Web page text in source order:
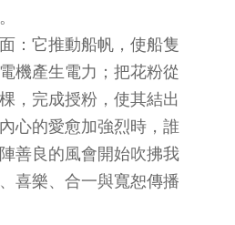
：它推動船帆，使船隻
機產生電力；把花粉從
，完成授粉，使其結出
心的愛愈加強烈時，誰
善良的風會開始吹拂我
喜樂、合一與寬恕傳播